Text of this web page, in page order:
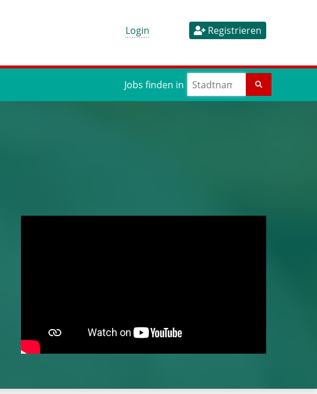
Login Registrieren
Jobs finden in